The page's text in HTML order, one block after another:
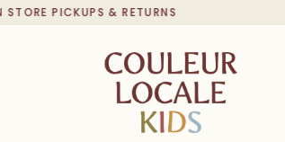
PICKUPS & RETURNS